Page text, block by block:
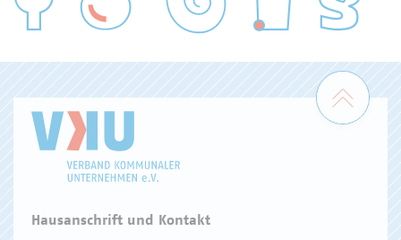
WASSER/ABWASSER
Zum
Hausanschrift und Kontakt